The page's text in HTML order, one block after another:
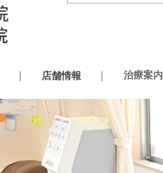
店舗情報 治療案内